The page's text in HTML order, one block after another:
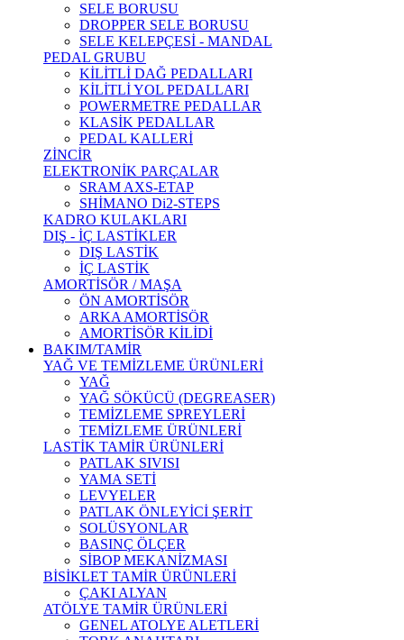
SELE BORUSU
DROPPER SELE BORUSU
SELE KELEPÇESİ - MANDAL
PEDAL GRUBU
KİLİTLİ DAĞ PEDALLARI
KİLİTLİ YOL PEDALLARI
POWERMETRE PEDALLAR
KLASİK PEDALLAR
PEDAL KALLERİ
ZİNCİR
ELEKTRONİK PARÇALAR
SRAM AXS-ETAP
SHİMANO Di2-STEPS
KADRO KULAKLARI
DIŞ - İÇ LASTİKLER
DIŞ LASTİK
İÇ LASTİK
AMORTİSÖR / MAŞA
ÖN AMORTİSÖR
ARKA AMORTİSÖR
AMORTİSÖR KİLİDİ
BAKIM/TAMİR
YAĞ VE TEMİZLEME ÜRÜNLERİ
YAĞ
YAĞ SÖKÜCÜ (DEGREASER)
TEMİZLEME SPREYLERİ
TEMİZLEME ÜRÜNLERİ
LASTİK TAMİR ÜRÜNLERİ
PATLAK SIVISI
YAMA SETİ
LEVYELER
PATLAK ÖNLEYİCİ ŞERİT
SOLÜSYONLAR
BASINÇ ÖLÇER
SİBOP MEKANİZMASI
BİSİKLET TAMİR ÜRÜNLERİ
ÇAKI ALYAN
ATÖLYE TAMİR ÜRÜNLERİ
GENEL ATOLYE ALETLERİ